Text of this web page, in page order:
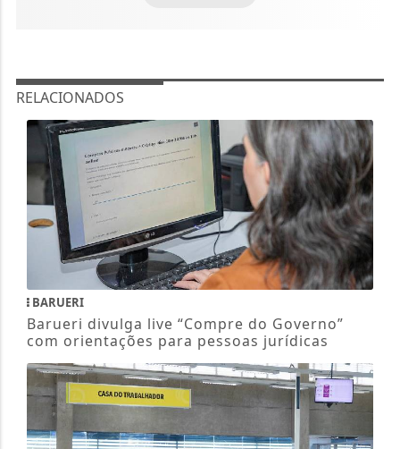
RELACIONADOS
BARUERI
Barueri divulga live “Compre do Governo”
com orientações para pessoas jurídicas